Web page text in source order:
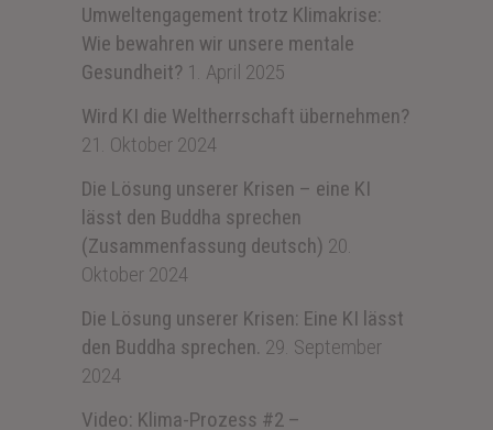
Umweltengagement trotz Klimakrise:
Wie bewahren wir unsere mentale
Gesundheit? 1. April 2025
Wird KI die Weltherrschaft übernehmen?
21. Oktober 2024
Die Lösung unserer Krisen – eine KI
lässt den Buddha sprechen
(Zusammenfassung deutsch) 20.
Oktober 2024
Die Lösung unserer Krisen: Eine KI lässt
den Buddha sprechen. 29. September
2024
Video: Klima-Prozess #2 –